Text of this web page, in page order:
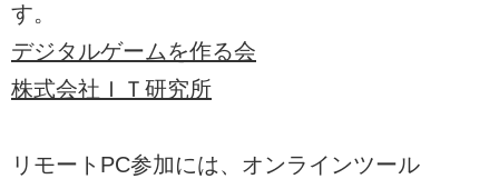
す。
デジタルゲームを作る会
株式会社ＩＴ研究所
リモートPC参加には、オンラインツール